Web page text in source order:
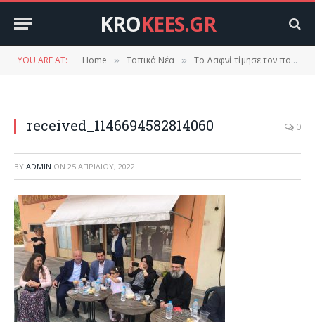
KROKEES.GR
YOU ARE AT: Home » Τοπικά Νέα » Το Δαφνί τίμησε τον πολιούχο του Άγιο Γεώργιο.
received_1146694582814060 0
BY ADMIN ON 25 ΑΠΡΙΛΊΟΥ, 2022